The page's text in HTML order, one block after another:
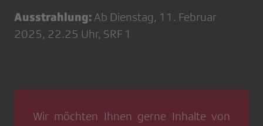
Ausstrahlung: Ab Dienstag, 11. Februar
2025, 22.25 Uhr, SRF 1
Wir möchten Ihnen gerne Inhalte von